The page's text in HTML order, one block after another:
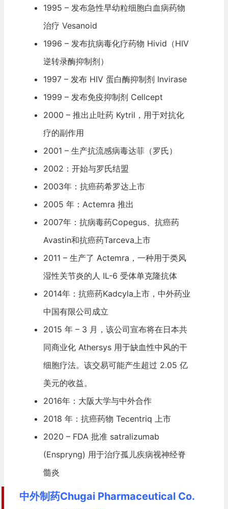
1995 – 发布急性早幼粒细胞白血病药物
治疗 Vesanoid
1996 – 发布抗病毒化疗药物 Hivid（HIV
逆转录酶抑制剂）
1997 – 发布 HIV 蛋白酶抑制剂 Invirase
1999 – 发布免疫抑制剂 Cellcept
2000 – 推出止吐药 Kytril，用于对抗化
疗的副作用
2001 – 生产抗流感病毒达菲（罗氏）
2002：开始与罗氏结盟
2003年：抗癌药希罗达上市
2005 年：Actemra 推出
2007年：抗病毒药Copegus、抗癌药
Avastin和抗癌药Tarceva上市
2011 – 生产了 Actemra，一种用于类风
湿性关节炎的人 IL-6 受体单克隆抗体
2014年：抗癌药Kadcyla上市，中外药业
中国有限公司成立
2015 年 – 3 月，该公司宣布将在日本共
同商业化 Athersys 用于缺血性中风的干
细胞疗法。该交易可能产生超过 2.05 亿
美元的收益。
2016年：大阪大学与中外合作
2018 年：抗癌药物 Tecentriq 上市
2020 – FDA 批准 satralizumab
(Enspryng) 用于治疗孤儿疾病视神经脊
髓炎
中外制药Chugai Pharmaceutical Co.